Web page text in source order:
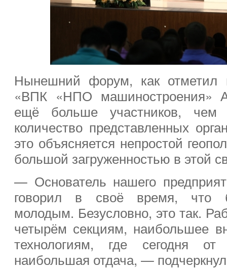
Нынешний форум, как отметил
«ВПК «НПО машиностроения»
ещё больше участников,
количество представленных
это объясняется непростой
большой загруженностью в этой
— Основатель нашего
говорил в своё время, что
молодым. Безусловно, это так.
четырём секциям, наибольшее
технологиям, где сегодня
наибольшая отдача, —